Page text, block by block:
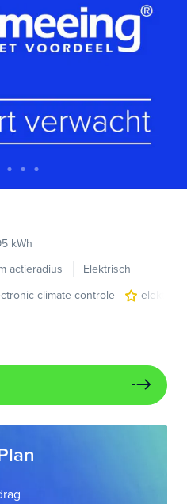
kWh
actieradius
Elektrisch
climate controle